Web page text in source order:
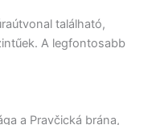
található,
A legfontosabb
a Pravčická brána,